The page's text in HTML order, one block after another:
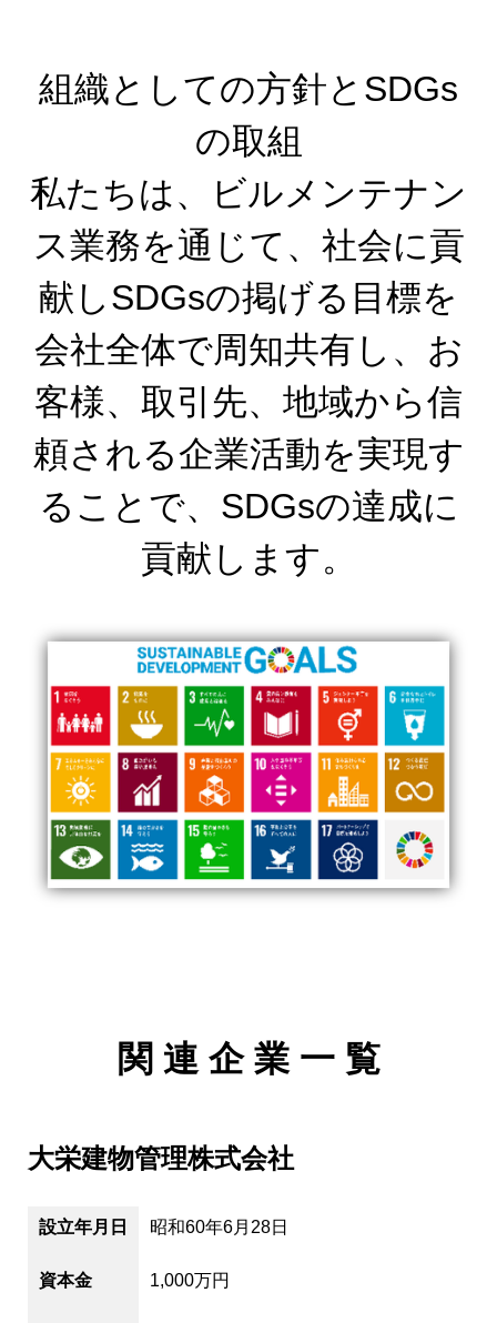
組織としての方針とSDGs
の取組
私たちは、ビルメンテナン
ス業務を通じて、社会に貢
献しSDGsの掲げる目標を
会社全体で周知共有し、お
客様、取引先、地域から信
頼される企業活動を実現す
ることで、SDGsの達成に
貢献します。
関 連 企 業 一 覧
大栄建物管理株式会社
設立年月日 昭和60年6月28日
資本金 1,000万円